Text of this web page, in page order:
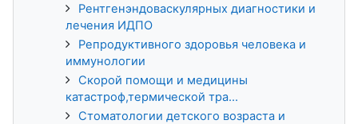
Рентгенэндоваскулярных диагностики и
лечения ИДПО
Репродуктивного здоровья человека и
иммунологии
Скорой помощи и медицины
катастроф,термической тра...
Стоматологии детского возраста и